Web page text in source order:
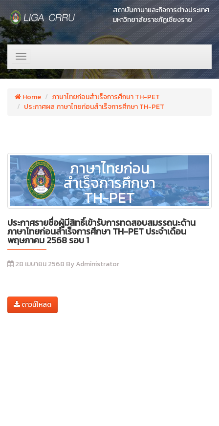
สถาบันภาษาและกิจการต่างประเทศ
มหาวิทยาลัยราชภัฏเชียงราย
Toggle
navigation
Home
ภาษาไทยก่อนสำเร็จการศึกษา TH-PET
ประกาศผล ภาษาไทยก่อนสำเร็จการศึกษา TH-PET
ภาษาไทยก่อน
สำเร็จการศึกษา
TH-PET
ประกาศรายชื่อผู้มีสิทธิ์เข้ารับการทดสอบสมรรถนะด้าน
ภาษาไทยก่อนสำเร็จการศึกษา TH-PET ประจำเดือน
พฤษภาคม 2568 รอบ 1
28 เมษายน 2568 By Administrator
ดาวน์โหลด